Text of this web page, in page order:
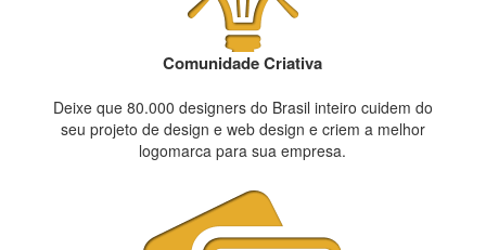
Comunidade Criativa
Deixe que 80.000 designers do Brasil inteiro cuidem do
seu projeto de design e web design e criem a melhor
logomarca para sua empresa.